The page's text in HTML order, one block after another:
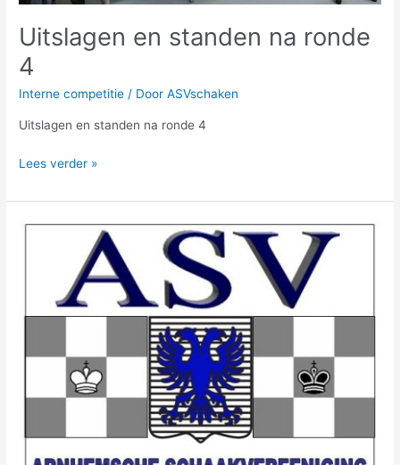
Uitslagen en standen na ronde
4
Interne competitie / DoorASVschaken
Uitslagen en standen na ronde 4
Lees verder »
Standen